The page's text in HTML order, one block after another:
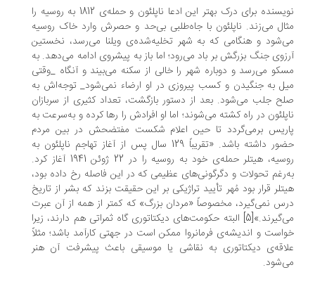
نویسنده برای درک بهتر این ادعا ناپلئون و حمله‌ی 1812 به روسیه را
می‌زند. ناپلئون با جاه‌طلبی بی‌حد و حصرش وارد خاک روسیه
و هنگامی که به شهر تخلیه‌‌شده‌ی ویلنا می‌رسد، نخستین
جنگ بزرگش بر باد می‌رود؛ اما باز به پیشروی ادامه می‌دهد. به
می‌رسد و دوباره شهر را خالی از سکنه می‌بیند و آنگاه _وقتی
به جنگیدن و کسب پیروزی در او ارضاء نمی‌شود_ توجه‌اش به
جلب می‌شود. بعد از دستور بازگشت، تعداد کثیری از سربازان
در راه کشته می‌شوند؛ اما او افرادش را رها کرده و به‌سرعت به
برمی‌گردد تا حین اعلام شکست مفتضحش در بین مردم
حضور داشته باشد. «تقریباً 129 سال پس از آغاز تهاجم ناپلئون به
روسیه، هیتلر حمله‌ی خود به روسیه را در 22 ژوئن 1941 آغاز کرد.
تحولات و دگرگونی‌های عظیمی که در این فاصله رخ داده بود،
قرار بود مُهر تأیید تراژیکی بر این حقیقت بزند که بشر از تاریخ
نمی‌گیرد، مخصوصاً «مردان بزرگ» که کمتر از همه از آن عبرت
می‌گیرند.»[5] البته حکومت‌های دیکتاتوری گاه ثمراتی هم دارند، زیرا
و اندیشه‌ی فرمانروا ممکن است در جهتی کارآمد باشد؛ مثلاً
دیکتاتوری به نقاشی یا موسیقی باعث پیشرفت آن هنر